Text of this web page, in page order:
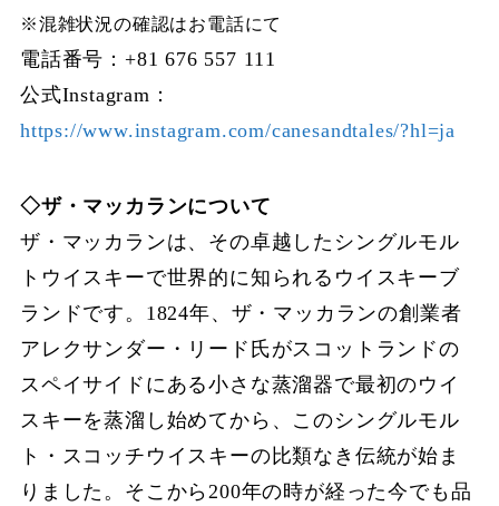
※混雑状況の確認はお電話にて
電話番号：+81 676 557 111
公式Instagram：
https://www.instagram.com/canesandtales/?hl=ja
◇ザ・マッカランについて
ザ・マッカランは、その卓越したシングルモル
トウイスキーで世界的に知られるウイスキーブ
ランドです。1824年、ザ・マッカランの創業者
アレクサンダー・リード氏がスコットランドの
スペイサイドにある小さな蒸溜器で最初のウイ
スキーを蒸溜し始めてから、このシングルモル
ト・スコッチウイスキーの比類なき伝統が始ま
りました。そこから200年の時が経った今でも品